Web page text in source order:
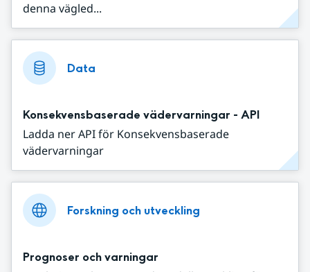
denna vägled...
Data
Konsekvensbaserade vädervarningar - API
Ladda ner API för Konsekvensbaserade
vädervarningar
Forskning och utveckling
Prognoser och varningar